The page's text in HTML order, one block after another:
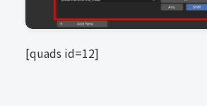
[quads id=12]